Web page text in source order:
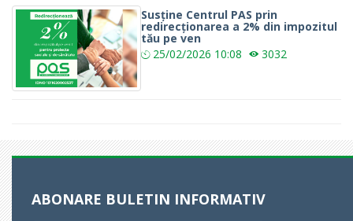
Susține Centrul PAS prin
redirecționarea a 2% din impozitul
tău pe ven
25/02/2026 10:08 3032
ABONARE BULETIN INFORMATIV